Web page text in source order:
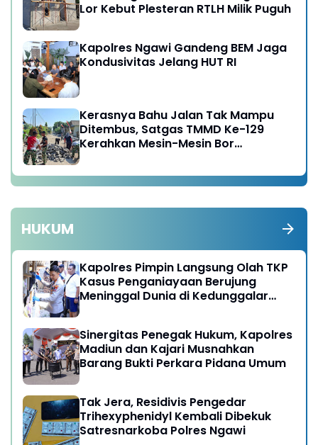
Lor Kebut Plesteran RTLH Milik Puguh
Kapolres Ngawi Gandeng BEM Jaga
Kondusivitas Jelang HUT RI
Kerasnya Bahu Jalan Tak Mampu
Ditembus, Satgas TMMD Ke-129
Kerahkan Mesin-Mesin Bor
HUKUM
Kapolres Pimpin Langsung Olah TKP
Kasus Penganiayaan Berujung
Meninggal Dunia di Kedunggalar
Sinergitas Penegak Hukum, Kapolres
Madiun dan Kajari Musnahkan
Barang Bukti Perkara Pidana Umum
Tak Jera, Residivis Pengedar
Trihexyphenidyl Kembali Dibekuk
Satresnarkoba Polres Ngawi